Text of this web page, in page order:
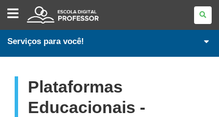
ESCOLA
DIGITAL
-
PROFESSORES
Serviços para você!
Plataformas
Educacionais -